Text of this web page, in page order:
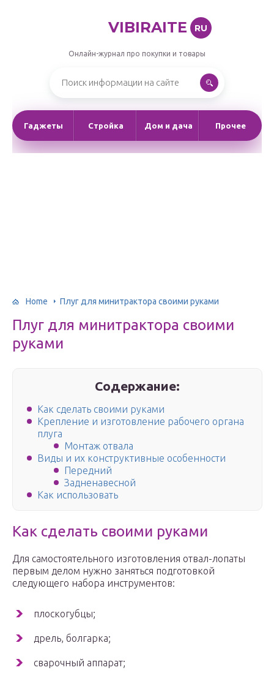
VIBIRAITE RU
Онлайн-журнал про покупки и товары
Гаджеты Стройка Дом и дача Прочее
Home Плуг для минитрактора своими руками
Плуг для минитрактора своими
руками
Содержание:
Как сделать своими руками
Крепление и изготовление рабочего органа
плуга
Монтаж отвала
Виды и их конструктивные особенности
Передний
Задненавесной
Как использовать
Как сделать своими руками
Для самостоятельного изготовления отвал-лопаты
первым делом нужно заняться подготовкой
следующего набора инструментов:
плоскогубцы;
дрель, болгарка;
сварочный аппарат;